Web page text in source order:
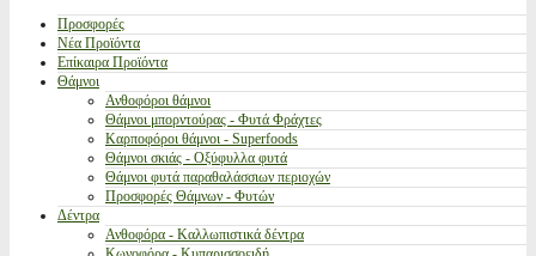
Προσφορές
Νέα Προϊόντα
Επίκαιρα Προϊόντα
Θάμνοι
Ανθοφόροι θάμνοι
Θάμνοι μπορντούρας - Φυτά Φράχτες
Καρποφόροι θάμνοι - Superfoods
Θάμνοι σκιάς - Οξύφυλλα φυτά
Θάμνοι φυτά παραθαλάσσιων περιοχών
Προσφορές Θάμνων - Φυτών
Δέντρα
Ανθοφόρα - Καλλωπιστικά δέντρα